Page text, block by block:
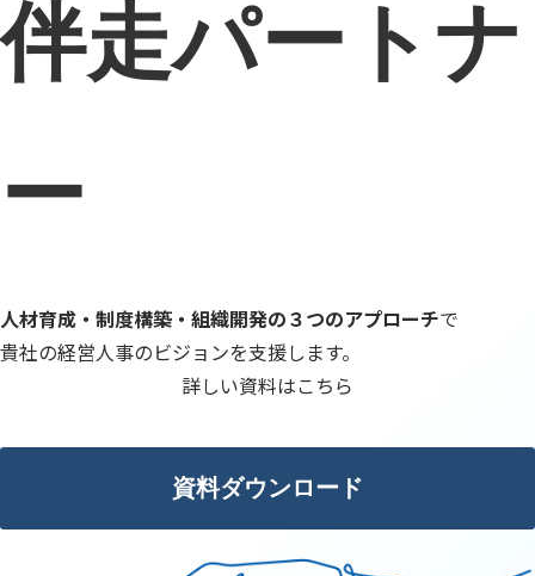
伴走パートナ
ー
人材育成・制度構築・組織開発の３つのアプローチで
貴社の経営人事のビジョンを支援します。
詳しい資料はこちら
資料ダウンロード